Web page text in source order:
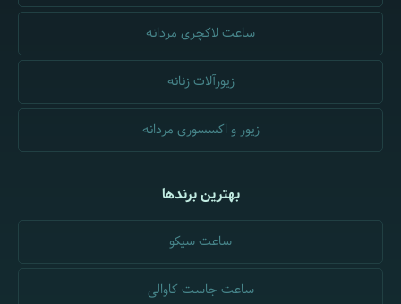
ساعت لاکچری مردانه
زیورآلات زنانه
زیور و اکسسوری مردانه
بهترین برندها
ساعت سیکو
ساعت جاست کاوالی